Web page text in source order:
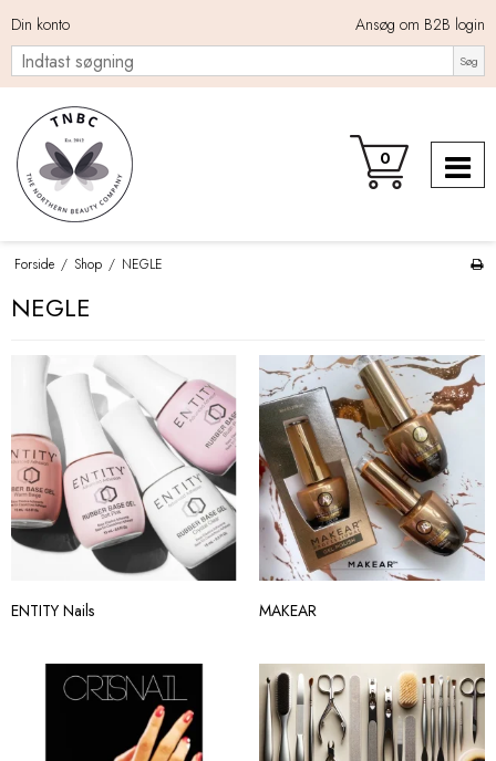
Din konto Ansøg om B2B login
Søg
0
Forside / Shop / NEGLE
NEGLE
ENTITY Nails MAKEAR